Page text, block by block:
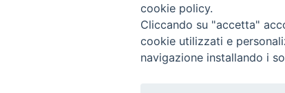
cookie policy.
Cliccando su "accetta"
cookie utilizzati e
navigazione installando i